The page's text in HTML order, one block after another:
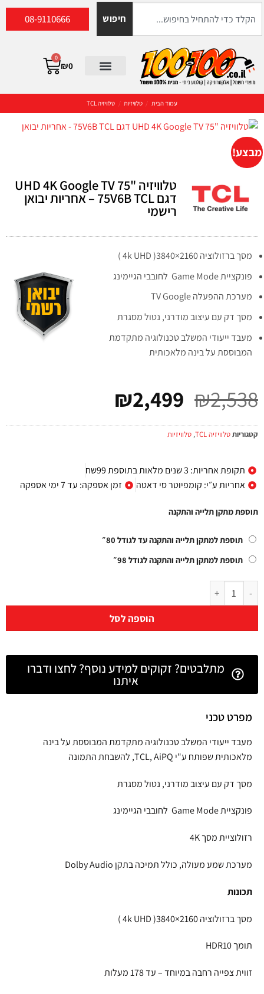
חיפוש 08-9110666
₪0
0
עמוד הבית / טלוויזיות / טלוויזיה TCL
מבצע!
טלוויזיה "75 UHD 4K Google TV
דגם 75V6B TCL – אחריות יבואן
רישמי
מסך ברזולוציה 2160×3840( 4k UHD )
פונקציית Game Mode לחובבי הגיימינג
מערכת ההפעלה TV Google
מסך דק עם עיצוב מודרני, נטול מסגרת
מעבד ייעודי המשלב טכנולוגיה מתקדמת
המבוססת על בינה מלאכותית
₪2,538
₪2,499
קטגוריותטלוויזיה TCL , טלוויזיות
תקופת אחריות: 3 שנים מלאות בתוספת 99שח
אחריות ע״י: קומפיוטר סי דאטה
זמן אספקה: עד 7 ימי אספקה
תוספת מתקן תלייה והתקנה
תוספת למתקן תלייה והתקנה עד לגודל 80״
תוספת למתקן תלייה והתקנה לגודל 98״
הוספה לסל
מתלבטים? זקוקים למידע נוסף? לחצו ודברו
איתנו
מפרט טכני
מעבד ייעודי המשלב טכנולוגיה מתקדמת המבוססת על בינה
מלאכותית שפותח ע"י TCL, AiPQ, להשבחת התמונה
מסך דק עם עיצוב מודרני, נטול מסגרת
פונקציית Game Mode לחובבי הגיימינג
רזולוציית מסך 4K
מערכת שמע מעולה, כולל תמיכה בתקן Dolby Audio
תכונות
מסך ברזולוציה 2160×3840( 4k UHD )
תומך HDR10
זווית צפייה רחבה במיוחד – עד 178 מעלות